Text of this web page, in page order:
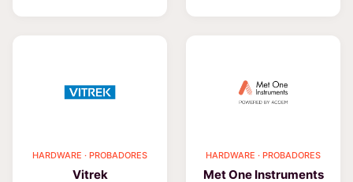
HARDWARE · PROBADORES
Vitrek
HARDWARE · PROBADORES
Met One Instruments